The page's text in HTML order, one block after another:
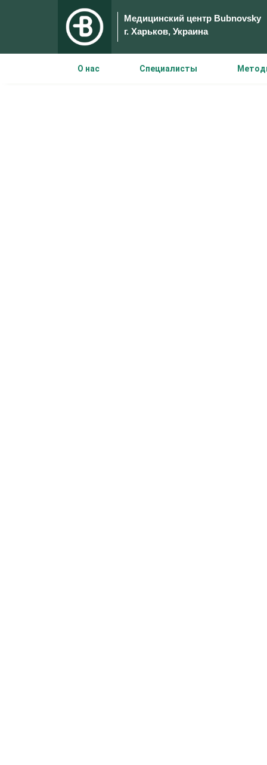
Медицинский центр Bubnovsky
г. Харьков, Украина
О нас Специалисты